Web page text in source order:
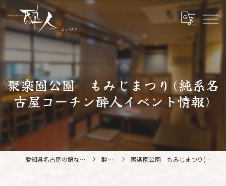
聚楽園公園 もみじまつり(純系名
古屋コーチン酔人イベント情報)
愛知県名古屋の鍋なら純系名古屋コーチン 酔人 酔人ブログ 聚楽園公園 もみじまつり(純系名古屋コーチン酔人イベント情報)